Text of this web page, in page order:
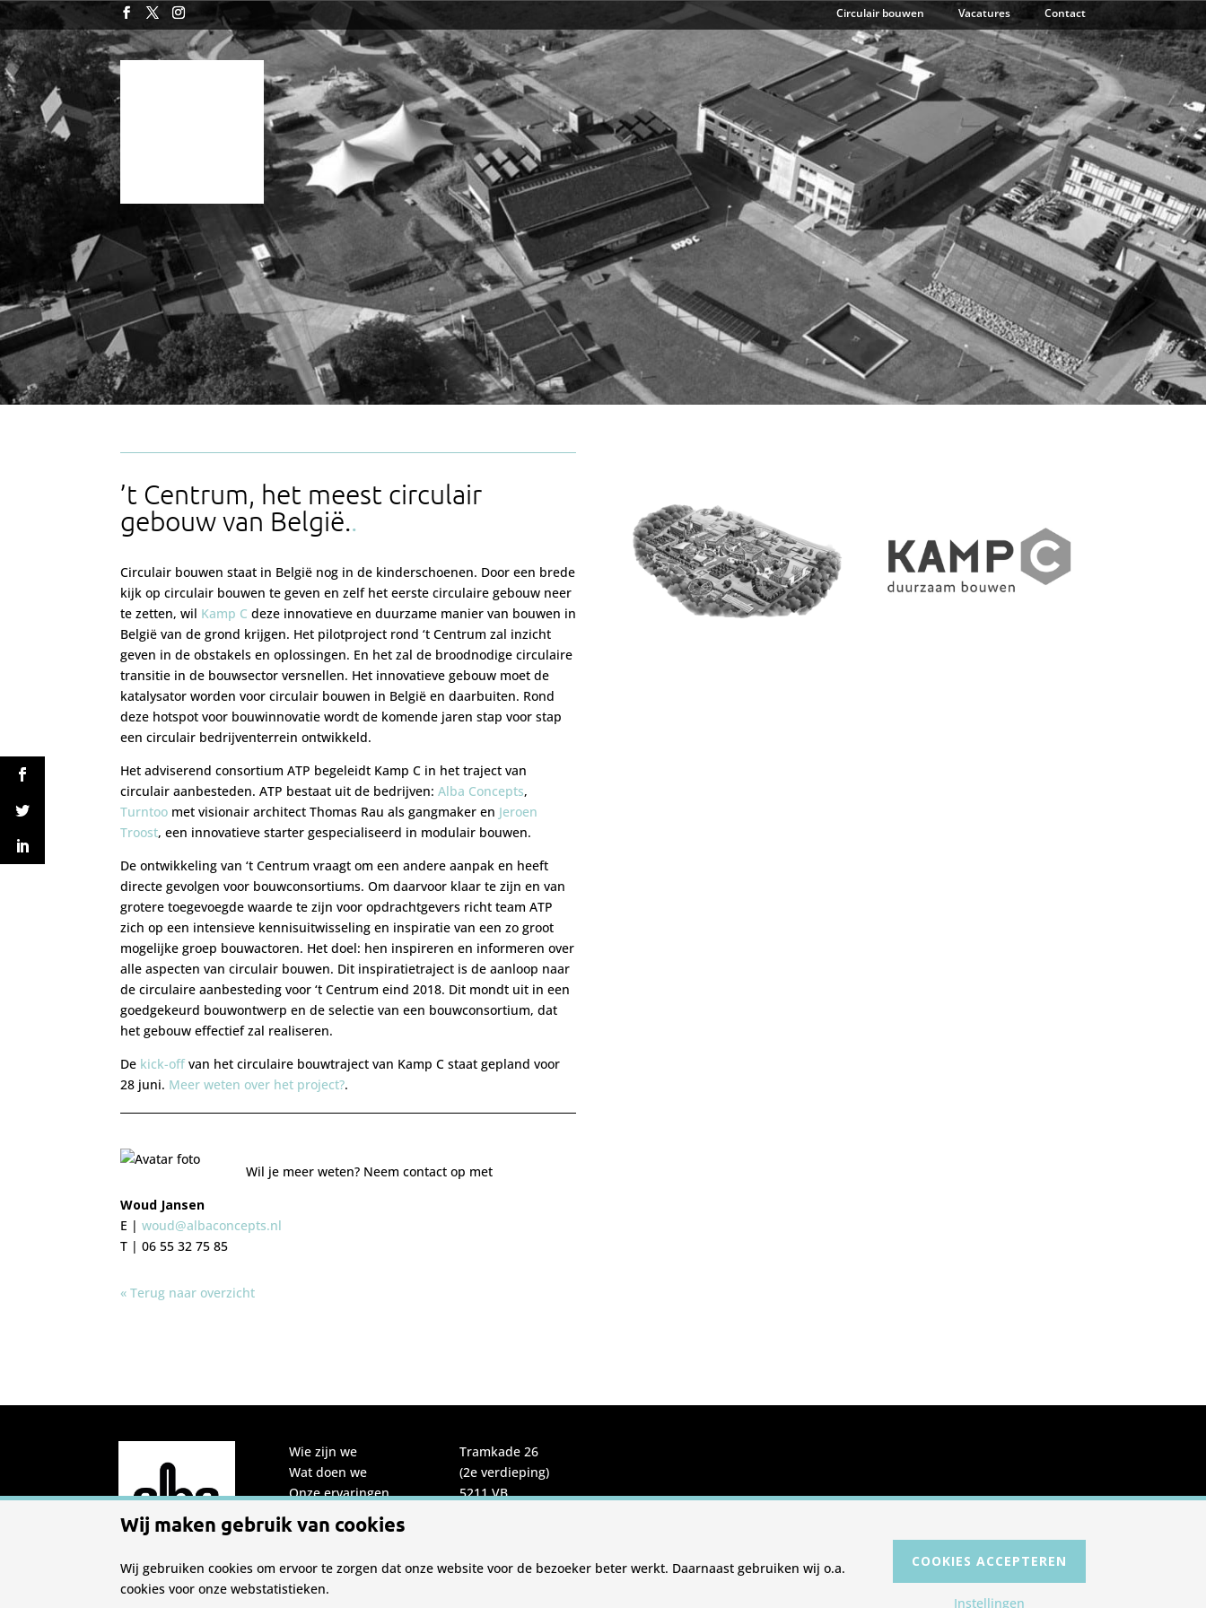
Circulair bouwen Vacatures Contact
’t Centrum, het meest circulair
gebouw van België.
Circulair bouwen staat in België nog in de kinderschoenen. Door een brede
kijk op circulair bouwen te geven en zelf het eerste circulaire gebouw neer
te zetten, wil Kamp C deze innovatieve en duurzame manier van bouwen in
België van de grond krijgen. Het pilotproject rond ‘t Centrum zal inzicht
geven in de obstakels en oplossingen. En het zal de broodnodige circulaire
transitie in de bouwsector versnellen. Het innovatieve gebouw moet de
katalysator worden voor circulair bouwen in België en daarbuiten. Rond
deze hotspot voor bouwinnovatie wordt de komende jaren stap voor stap
een circulair bedrijventerrein ontwikkeld.
Het adviserend consortium ATP begeleidt Kamp C in het traject van
circulair aanbesteden. ATP bestaat uit de bedrijven:Alba Concepts,
Turntoo met visionair architect Thomas Rau als gangmaker en Jeroen
Troost, een innovatieve starter gespecialiseerd in modulair bouwen.
De ontwikkeling van ‘t Centrum vraagt om een andere aanpak en heeft
directe gevolgen voor bouwconsortiums. Om daarvoor klaar te zijn en van
grotere toegevoegde waarde te zijn voor opdrachtgevers richt team ATP
zich op een intensieve kennisuitwisseling en inspiratie van een zo groot
mogelijke groep bouwactoren. Het doel: hen inspireren en informeren over
alle aspecten van circulair bouwen. Dit inspiratietraject is de aanloop naar
de circulaire aanbesteding voor ‘t Centrum eind 2018. Dit mondt uit in een
goedgekeurd bouwontwerp en de selectie van een bouwconsortium, dat
het gebouw effectief zal realiseren.
De kick-offvan het circulaire bouwtraject van Kamp C staat gepland voor
28 juni. Meer weten over het project?.
Wil je meer weten? Neem contact op met
Woud Jansen
E |woud@albaconcepts.nl
T | 06 55 32 75 85
« Terug naar overzicht
Wie zijn we
Wat doen we
Onze ervaringen
Actueel
Tramkade 26
(2e verdieping)
5211 VB
Wij maken gebruik van cookies
Wij gebruiken cookies om ervoor te zorgen dat onze website voor de bezoeker beter werkt. Daarnaast gebruiken wij o.a.
cookies voor onze webstatistieken.
COOKIES ACCEPTEREN
Instellingen